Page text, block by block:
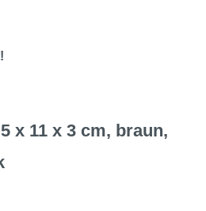
x 11 x 3 cm, braun,